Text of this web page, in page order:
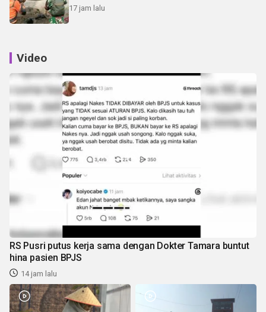
17 jam lalu
Video
RS Pusri putus kerja sama dengan Dokter Tamara buntut
hina pasien BPJS
14 jam lalu